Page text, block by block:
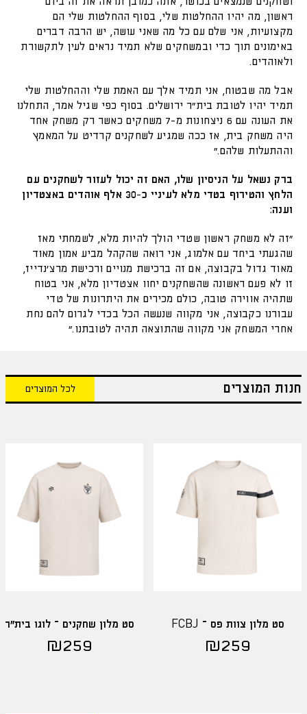
ראשון, מה יהיו ההחלטות שלי, בסוף ההחלטות שלי הם
מקצועיות, אני שלם עם כל מה שאני עושה, יש הרבה דברים
באימונים תוך כדי ובמשחקים שלא תמיד נראים לעין לתקשורת
ולאוהדים.
אבל מה שבטוח, אני תמיד אלך עם האמת שלי וההחלטות שלי
תמיד יהיו לטובת בית״ר ירושלים. בסוף כפי שגיל אמר, התחלנו
את העונה עם 6 ניצחונות מ-7 משחקים כאשר רק משחק אחד
היה משחק בית, אז ככה שמגיע לשחקנים קרדיט על המאמץ
וההתעלות שלהם.״
ברק נשאל על הניסיון שלו, האם זה יכול לעזור לשחקנים עם
הלחץ והטירוף בטדי מלא לעיניי כ-30 אלף אוהדים באצטדיון
וענה:
״זה לא משחק ראשון שטדי הולך להיות מלא, לשמחתי מאז
שהגעתי ביחד עם אלמוג, אני רואה שהקהל מביע אמון מאוד
מאוד גדול בקבוצה, אם זה ברכישת מנויים ורכישת מרצ׳נדייז,
זו לא פעם ראשונה שהשחקנים יחוו אצטדיון מלא, אני בטוח
שתהיה אווירה טובה, כולם מכירים את היתרונות של טדי
עבורנו כקבוצה, אני מקווה שנעשה הכל בכדי לגרום להם נחת
אחרי המשחק אני מקווה שהתוצאה תהיה לטובתנו.״
חנות המוצרים לכל המוצרים
סט מלון צוות פס – FCBJ
₪259
סט מלון שחקנים – לוגו בית"ר
₪259